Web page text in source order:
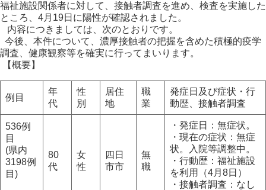
福祉施設関係者に対して、接触者調査を進め、検査を実施した
ところ、4月19日に陽性が確認されました。
内容につきましては、次のとおりです。
今後、本件について、濃厚接触者の把握を含めた積極的疫学
調査、健康観察等を確実に行ってまいります。
【概要】
例目
年
代
性
別
居住
地
職
業
発症日及び症状・行
動歴、接触者調査
536例
目
(県内
3198例
目)
80
代
女
性
四日
市市
無
職
・発症日：無症状。
・現在の症状：無症
状。入院等調整中。
・行動歴：福祉施設
を利用（4月8日）
・接触者調査：なし